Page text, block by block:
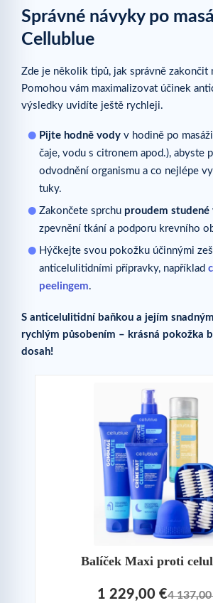
Správné návyky po
Cellublue
Zde je několik tipů, jak správně zakončit
Pomohou vám maximalizovat účinek
výsledky uvidíte ještě rychleji.
Pijte hodně vody v hodině po
čaje, vodu s citronem apod.), abyste
odvodnění organismu a co nejlépe
tuky.
Zakončete sprchu proudem studené
zpevnění tkání a podporu krevního
Hýčkejte svou pokožku účinnými
anticelulitidními přípravky, například
peelingem.
S anticelulitidní baňkou a jejím
rychlým působením – krásná pokožka
dosah!
Balíček Maxi proti
1 229,00 €4